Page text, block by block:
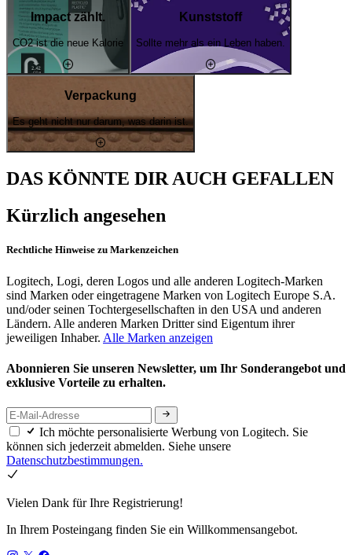
Impact zählt.
CO2 ist die neue Kalorie
Kunststoff
Sollte mehr als ein Leben haben.
Verpackung
Es geht nicht nur darum, was darin ist.
DAS KÖNNTE DIR AUCH GEFALLEN
Kürzlich angesehen
Rechtliche Hinweise zu Markenzeichen
Logitech, Logi, deren Logos und alle anderen Logitech-Marken
sind Marken oder eingetragene Marken von Logitech Europe S.A.
und/oder seinen Tochtergesellschaften in den USA und anderen
Ländern. Alle anderen Marken Dritter sind Eigentum ihrer
jeweiligen Inhaber. Alle Marken anzeigen
Abonnieren Sie unseren Newsletter, um Ihr Sonderangebot und
exklusive Vorteile zu erhalten.
Ich möchte personalisierte Werbung von Logitech. Sie
können sich jederzeit abmelden. Siehe unsere
Datenschutzbestimmungen.
Vielen Dank für Ihre Registrierung!
In Ihrem Posteingang finden Sie ein Willkommensangebot.